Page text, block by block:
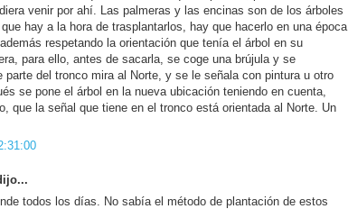
venir por ahí. Las palmeras y las encinas son de los árboles
hay a la hora de trasplantarlos, hay que hacerlo en una época
respetando la orientación que tenía el árbol en su
para ello, antes de sacarla, se coge una brújula y se
parte del tronco mira al Norte, y se le señala con pintura u otro
se pone el árbol en la nueva ubicación teniendo en cuenta,
que la señal que tiene en el tronco está orientada al Norte. Un
todos los días. No sabía el método de plantación de estos